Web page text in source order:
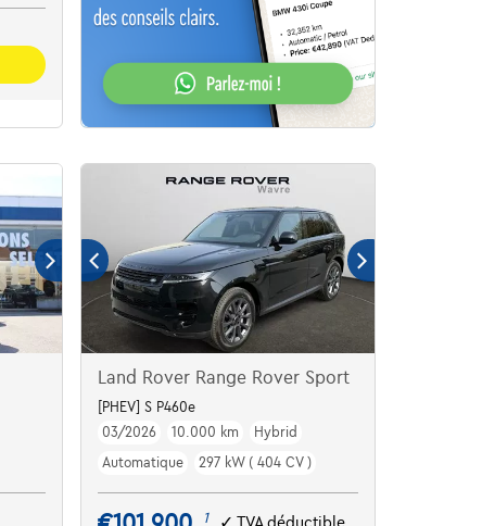
Land Rover Range Rover Sport
[PHEV] S P460e
03/2026
10.000 km
Hybrid
Automatique
297 kW ( 404 CV )
1